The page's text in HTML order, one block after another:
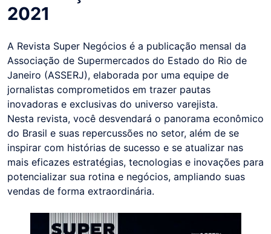
2021
A Revista Super Negócios é a publicação mensal da
Associação de Supermercados do Estado do Rio de
Janeiro (ASSERJ), elaborada por uma equipe de
jornalistas comprometidos em trazer pautas
inovadoras e exclusivas do universo varejista.
Nesta revista, você desvendará o panorama econômico
do Brasil e suas repercussões no setor, além de se
inspirar com histórias de sucesso e se atualizar nas
mais eficazes estratégias, tecnologias e inovações para
potencializar sua rotina e negócios, ampliando suas
vendas de forma extraordinária.